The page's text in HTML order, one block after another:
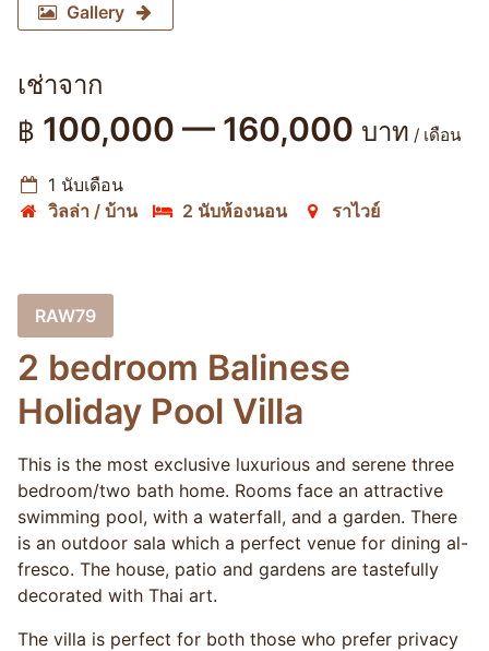
Gallery
เช่าจาก
฿ 100,000 — 160,000 บาท / เดือน
1 นับเดือน
วิลล่า / บ้าน
2 นับห้องนอน ราไวย์
RAW79
2 bedroom Balinese
Holiday Pool Villa
This is the most exclusive luxurious and serene three
bedroom/two bath home. Rooms face an attractive
swimming pool, with a waterfall, and a garden. There
is an outdoor sala which a perfect venue for dining al-
fresco. The house, patio and gardens are tastefully
decorated with Thai art.
The villa is perfect for both those who prefer privacy